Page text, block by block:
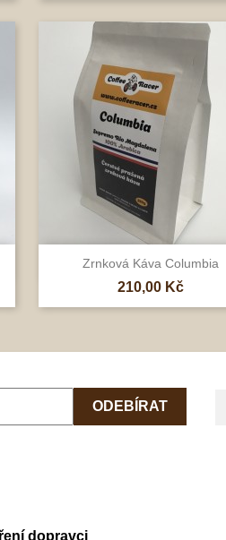
Zrnková Káva Columbia
Cena
210,00 Kč
Rychlý náhled
dopravci